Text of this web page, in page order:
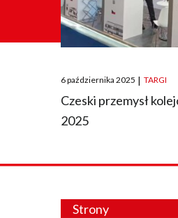
Posted
on
6 października 2025 | TARGI
Czeski przemysł
2025
Strony